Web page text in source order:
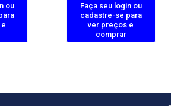
ou
Faça seu login ou
cadastre-se para
ver preços e
comprar